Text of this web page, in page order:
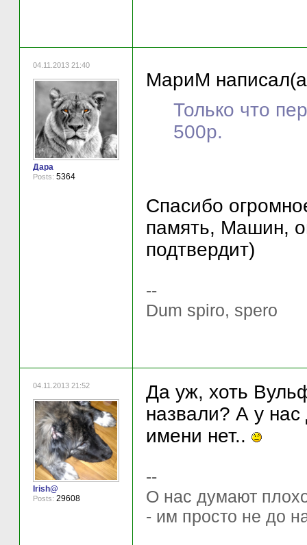
04.11.2013 21:40
Дара
Posts: 5364
МариМ
Только что
500р.
Спасибо
память, Машин,
подтвердит)
--
Dum spiro, spero
04.11.2013 21:52
Irish@
Posts: 29608
Да уж, хоть
назвали? А у
имени нет..
--
О нас думают
- им просто не до